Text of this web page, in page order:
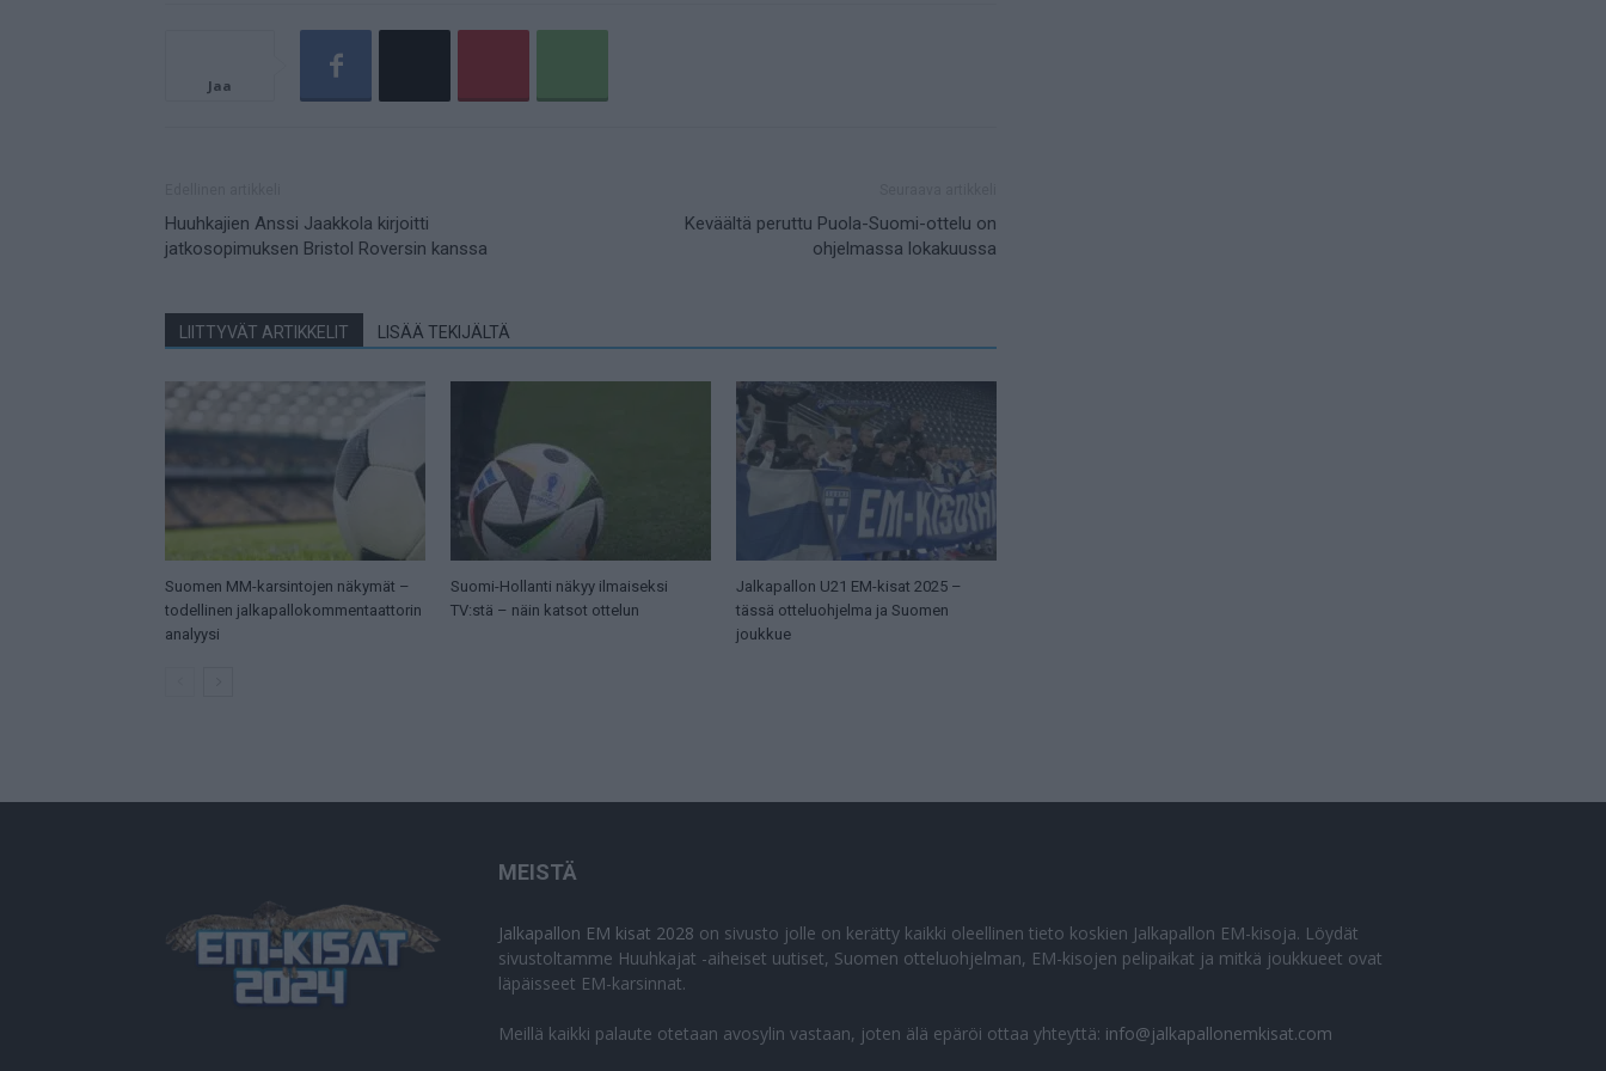
Jaa
Huuhkajien Anssi Jaakkola kirjoitti
jatkosopimuksen Bristol Roversin kanssa
Keväältä peruttu Puola-Suomi-ottelu on
ohjelmassa lokakuussa
LIITTYVÄT ARTIKKELIT LISÄÄ TEKIJÄLTÄ
Suomen MM-karsintojen näkymät –
todellinen jalkapallokommentaattorin
analyysi
Suomi-Hollanti näkyy ilmaiseksi
TV:stä – näin katsot ottelun
Jalkapallon U21 EM-kisat 2025 –
tässä otteluohjelma ja Suomen
joukkue
MEISTÄ
Jalkapallon EM kisat 2028 on sivusto jolle on kerätty kaikki oleellinen tieto koskien Jalkapallon EM-kisoja. Löydät
sivustoltamme Huuhkajat -aiheiset uutiset, Suomen otteluohjelman, EM-kisojen pelipaikat ja mitkä joukkueet ovat
läpäisseet EM-karsinnat.
Meillä kaikki palaute otetaan avosylin vastaan, joten älä epäröi ottaa yhteyttä: info@jalkapallonemkisat.com